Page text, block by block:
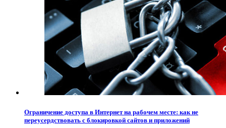
Ограничение доступа в Интернет на рабочем месте: как не
переусердствовать с блокировкой сайтов и приложений